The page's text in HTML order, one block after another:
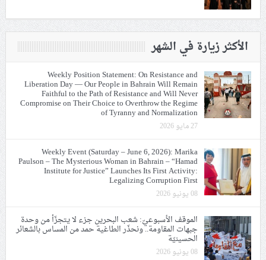
الأكثر زيارة في الشهر
Weekly Position Statement: On Resistance and
Liberation Day — Our People in Bahrain Will Remain
Faithful to the Path of Resistance and Will Never
Compromise on Their Choice to Overthrow the Regime
of Tyranny and Normalization
27 مايو 2026
Weekly Event (Saturday – June 6, 2026): Marika
Paulson – The Mysterious Woman in Bahrain – “Hamad
Institute for Justice” Launches Its First Activity:
Legalizing Corruption First
08 يونيو 2026
الموقف الأسبوعيّ: شعب البحرين جزء لا يتجزّأ من وحدة
جبهات المقاومة.. ونحذّر الطاغية حمد من المساس بالشعائر
الحسينيّة
08 يونيو 2026